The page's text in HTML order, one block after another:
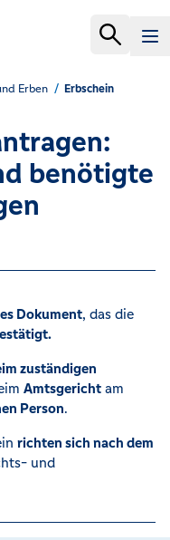
Erben Erbschein
benötigte
Dokument, das die
zuständigen
Amtsgerichtam
Person.
richten sich nach dem
und